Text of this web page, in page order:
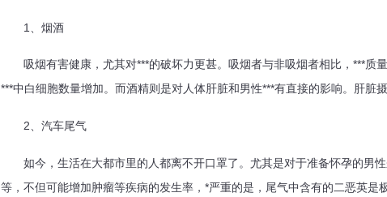
1、烟酒
吸烟有害健康，尤其对***的破坏力更甚。吸烟者与非吸烟者相比，***质
***中白细胞数量增加。而酒精则是对人体肝脏和男性***有直接的影响。肝脏
2、汽车尾气
如今，生活在大都市里的人都离不开口罩了。尤其是对于准备怀孕的男性
等，不但可能增加肿瘤等疾病的发生率，*严重的是，尾气中含有的二恶英是